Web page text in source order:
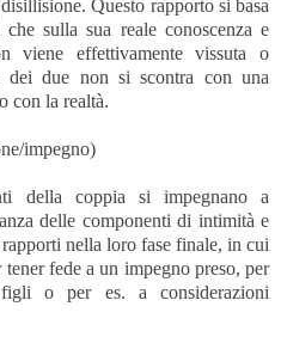
Questo rapporto si basa
sulla sua reale conoscenza e
viene effettivamente vissuta o
due non si scontra con una
con la realtà.
impegno)
della coppia si impegnano a
delle componenti di intimità e
nella loro fase finale, in cui
fede a un impegno preso, per
o per es. a considerazioni